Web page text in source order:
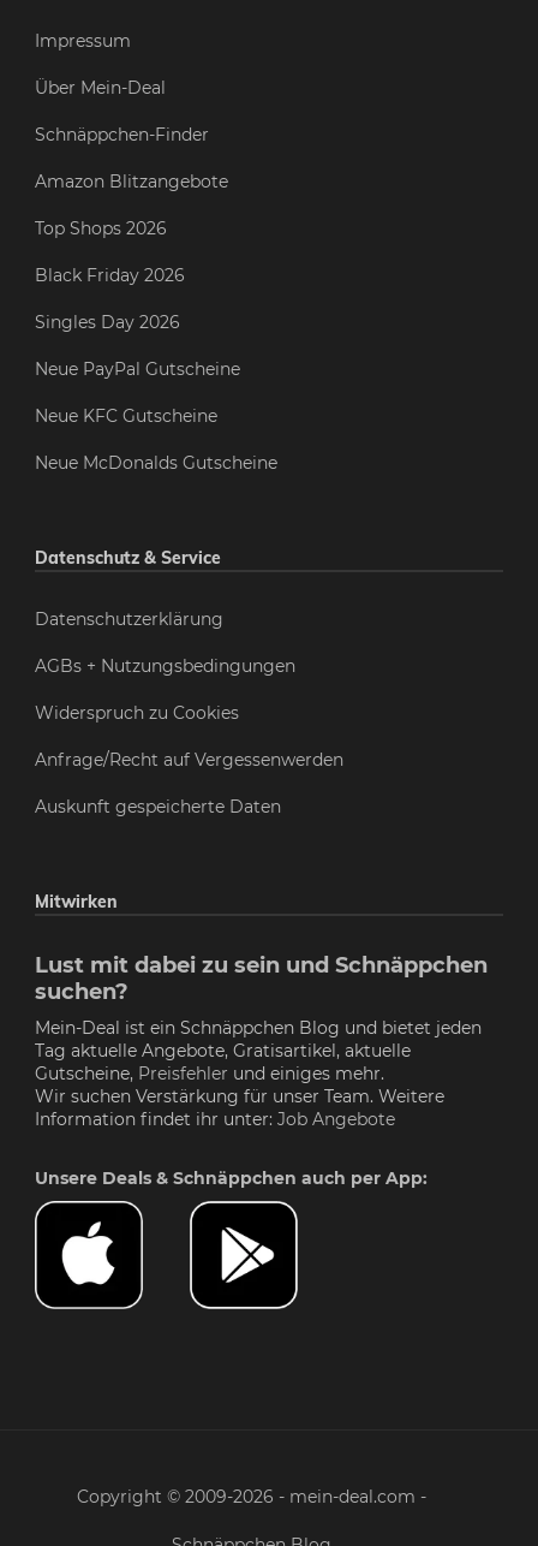
Impressum
Über Mein-Deal
Schnäppchen-Finder
Amazon Blitzangebote
Top Shops 2026
Black Friday 2026
Singles Day 2026
Neue PayPal Gutscheine
Neue KFC Gutscheine
Neue McDonalds Gutscheine
Datenschutz & Service
Datenschutzerklärung
AGBs + Nutzungsbedingungen
Widerspruch zu Cookies
Anfrage/Recht auf Vergessenwerden
Auskunft gespeicherte Daten
Mitwirken
Lust mit dabei zu sein und Schnäppchen
suchen?
Mein-Deal ist ein Schnäppchen Blog und bietet jeden
Tag aktuelle Angebote, Gratisartikel, aktuelle
Gutscheine, Preisfehler und einiges mehr.
Wir suchen Verstärkung für unser Team. Weitere
Information findet ihr unter: Job Angebote
Unsere Deals & Schnäppchen auch per App:
Copyright © 2009-2026 - mein-deal.com -